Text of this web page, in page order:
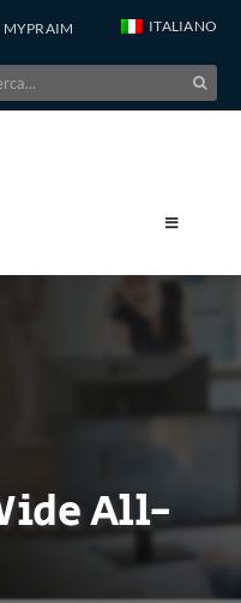
MYPRAIM ITALIANO
All-